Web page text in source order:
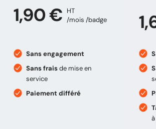
1,90 € HT
/mois /badge
Sans engagement
Sans fraisde mise en
service
Paiement différé